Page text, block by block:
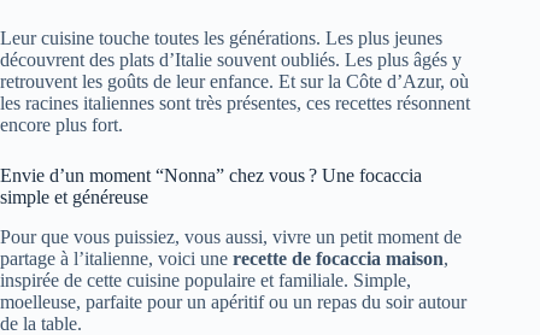
Leur cuisine touche toutes les générations. Les plus jeunes
découvrent des plats d’Italie souvent oubliés. Les plus âgés y
retrouvent les goûts de leur enfance. Et sur la Côte d’Azur, où
les racines italiennes sont très présentes, ces recettes résonnent
encore plus fort.
Envie d’un moment “Nonna” chez vous ? Une focaccia
simple et généreuse
Pour que vous puissiez, vous aussi, vivre un petit moment de
partage à l’italienne, voici une recette de focaccia maison,
inspirée de cette cuisine populaire et familiale. Simple,
moelleuse, parfaite pour un apéritif ou un repas du soir autour
de la table.